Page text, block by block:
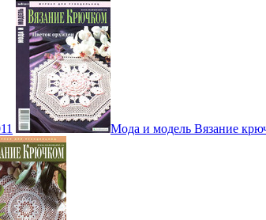
Мода и модель Вязание